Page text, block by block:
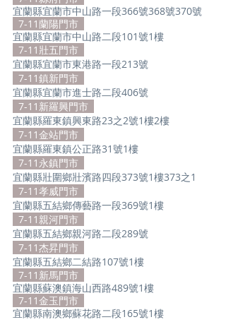
宜蘭縣宜蘭市中山路一段366號368號370號
  7-11蘭陽門市
宜蘭縣宜蘭市中山路二段101號1樓
  7-11壯五門市
宜蘭縣宜蘭市東港路一段213號
  7-11鎮新門市
宜蘭縣宜蘭市進士路二段406號
  7-11新羅興門市
宜蘭縣羅東鎮興東路23之2號1樓2樓
  7-11金站門市
宜蘭縣羅東鎮公正路31號1樓
  7-11永鎮門市
宜蘭縣壯圍鄉壯濱路四段373號1樓373之1
7-11孝威門市
宜蘭縣五結鄉傳藝路一段369號1樓
7-11親河門市
宜蘭縣五結鄉親河路二段289號
  7-11杰昇門市
宜蘭縣五結鄉二結路107號1樓
  7-11新馬門市
宜蘭縣蘇澳鎮海山西路489號1樓
  7-11金玉門市
宜蘭縣南澳鄉蘇花路二段165號1樓